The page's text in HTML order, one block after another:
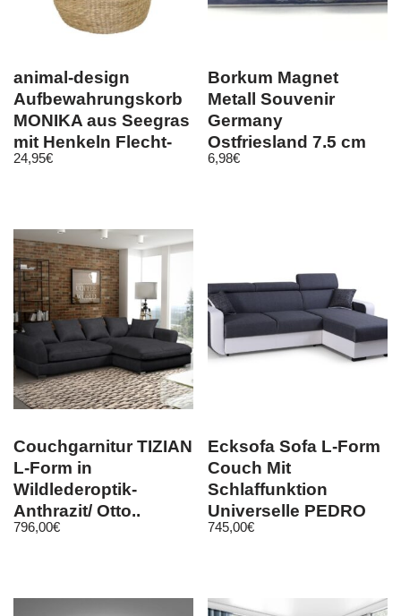
animal-design
Aufbewahrungskorb
MONIKA aus Seegras
mit Henkeln Flecht-
korb Natur
24,95€
Borkum Magnet
Metall Souvenir
Germany
Ostfriesland 7,5 cm
6,98€
Couchgarnitur TIZIAN
L-Form in
Wildlederoptik-
Anthrazit/ Otto..
Rechts
796,00€
Ecksofa Sofa L-Form
Couch Mit
Schlaffunktion
Universelle PEDRO
Grau
745,00€